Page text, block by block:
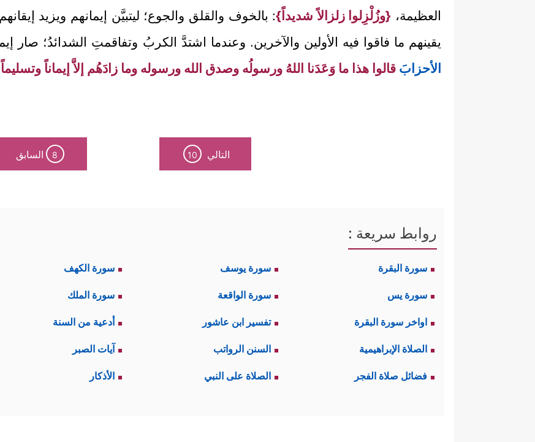
العظيمة، {وزُلْزِلوا زلزالاً شديداً}: بالخوف والقلق والجوع؛ ليتبيَّن إيمانهم ويزيد
يقينهم ما فاقوا فيه الأولين والآخرين. وعندما اشتدَّ الكربُ وتفاقمتِ الشدائدُ؛ صار
الأحزاب قالوا هذا ما وَعَدَنا اللهُ ورسولُه وصدق الله ورسوله وما زادَهُم إلاَّ إيماناً
التالي 10
8 السابق
روابط سريعة :
سورة البقرة سورة يوسف سورة الكهف
سورة يس سورة الواقعة سورة الملك
اواخر سورة البقرة تفسير ابن عاشور أدعية من السنة
الصلاة الإبراهيمية السنن الرواتب آيات الصبر
فضائل صلاة الفجر الصلاة على النبي الأذكار